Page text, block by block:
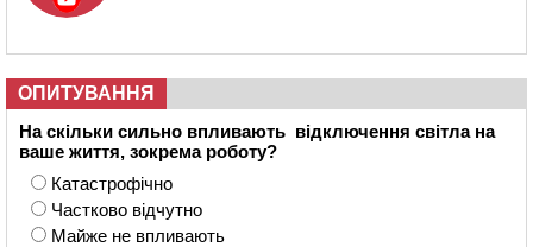
ОПИТУВАННЯ
На скільки сильно впливають відключення світла на
ваше життя, зокрема роботу?
Катастрофічно
Частково відчутно
Майже не впливають